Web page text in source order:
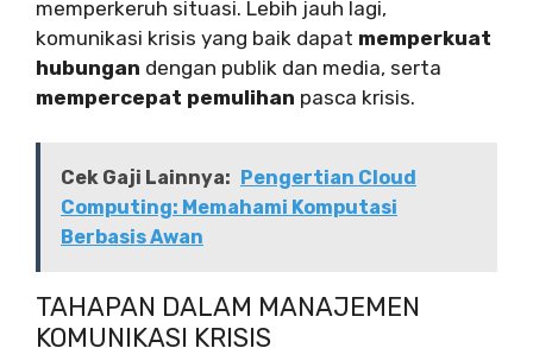
memperkeruh situasi. Lebih jauh lagi,
komunikasi krisis yang baik dapat memperkuat
hubungan dengan publik dan media, serta
mempercepat pemulihan pasca krisis.
Cek Gaji Lainnya: Pengertian Cloud
Computing: Memahami Komputasi
Berbasis Awan
TAHAPAN DALAM MANAJEMEN
KOMUNIKASI KRISIS